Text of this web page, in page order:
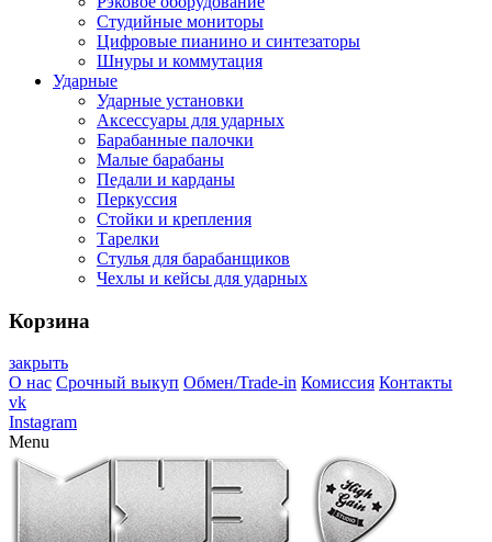
Студийные мониторы
Цифровые пианино и синтезаторы
Шнуры и коммутация
Ударные
Ударные установки
Аксессуары для ударных
Барабанные палочки
Малые барабаны
Педали и карданы
Перкуссия
Стойки и крепления
Тарелки
Стулья для барабанщиков
Чехлы и кейсы для ударных
Корзина
закрыть
О нас Срочный выкуп Обмен/Trade-in Комиссия Контакты
vk
Instagram
Menu